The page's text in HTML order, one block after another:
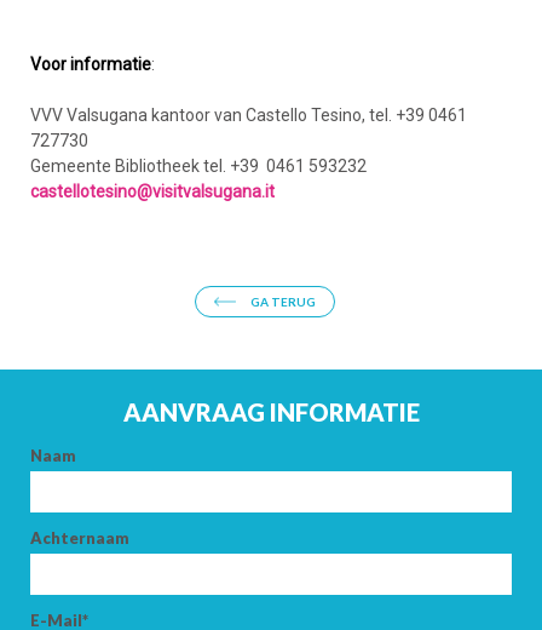
AANKOMST
VOLWASSENEN
KINDEREN
Voor informatie:
VVV Valsugana kantoor van Castello Tesino, tel. +39 0461
727730
Gemeente Bibliotheek tel. +39 0461 593232
castellotesino@visitvalsugana.it
GA TERUG
AANVRAAG INFORMATIE
Naam
Achternaam
E-Mail*